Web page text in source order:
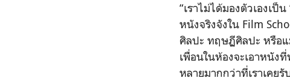
“เราไม่ได้มองตัวเองเป็
หนังจริงจังใน Film
ศิลปะ ทฤษฏีศิลปะ หรือแ
เพื่อนในห้องจะเอาหนัง
หลายมากกว่าที่เราเคยรั